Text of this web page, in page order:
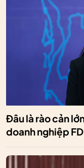
Đâu là rào cản
doanh nghiệp